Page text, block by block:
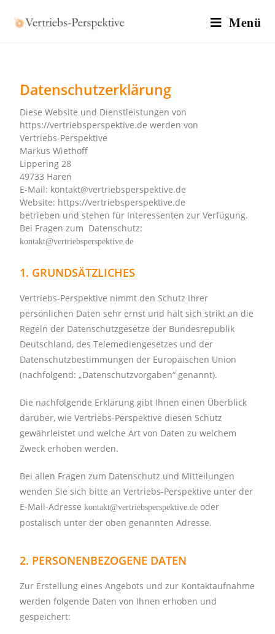
Menü
Datenschutzerklärung
Diese Website und Dienstleistungenvon
https://vertriebsperspektive.de werden von
Vertriebs-Perspektive
Markus Wiethoff
Lippering 28
49733 Haren
E-Mail: kontakt@vertriebsperspektive.de
Website: https://vertriebsperspektive.de
betrieben und stehen für Interessenten zur Verfügung.
Bei Fragen zum Datenschutz:
kontakt@vertriebsperspektive.de
1. GRUNDSÄTZLICHES
Vertriebs-Perspektive nimmt den Schutz Ihrer
persönlichen Daten sehr ernst und hält sich strikt an die
Regeln der Datenschutzgesetze der Bundesrepublik
Deutschland, des Telemediengesetzes und der
Datenschutzbestimmungen der Europäischen Union
(nachfolgend: „Datenschutzvorgaben“ genannt).
Die nachfolgende Erklärung gibt Ihnen einen Überblick
darüber, wie Vertriebs-Perspektive diesen Schutz
gewährleistet und welche Art von Daten zu welchem
Zweck erhoben werden.
Bei allen Fragen zum Datenschutz und Mitteilungen
wenden Sie sich bitte an Vertriebs-Perspektive unter der
E-Mail-Adressekontakt@vertriebsperspektive.de oder
postalisch unter der oben genannten Adresse.
2. PERSONENBEZOGENE DATEN
Zur Erstellung eines Angebots und zur Kontaktaufnahme
werden folgende Daten von Ihnen erhoben und
gespeichert: